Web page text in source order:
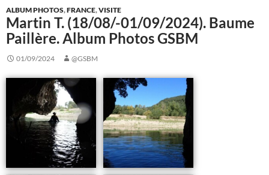
ALBUM PHOTOS,FRANCE,VISITE
Martin T. (18/08/-01/09/2024). Baume
Paillère. Album Photos GSBM
01/09/2024 @GSBM